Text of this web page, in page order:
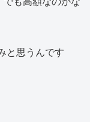
と思うんです